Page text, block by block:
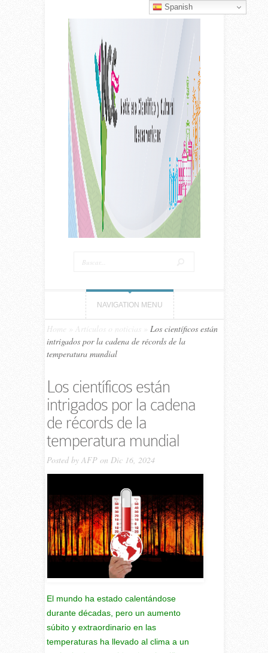
NAVIGATION MENU
Home Artículos o noticias
Los científicos están
intrigados por la cadena de récords de la
temperatura mundial
Los científicos están
intrigados por la cadena
de récords de la
temperatura mundial
Posted by AFPon Dic 16, 2024
El mundo ha estado calentándose
durante décadas, pero un aumento
súbito y extraordinario en las
temperaturas ha llevado al clima a un
Spanish